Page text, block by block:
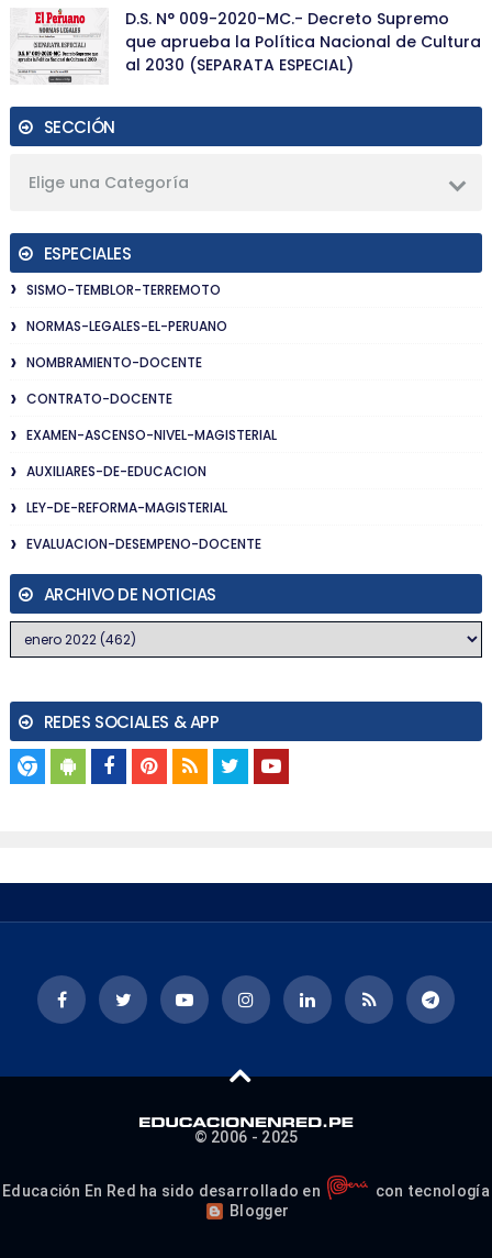
D.S. N° 009-2020-MC.- Decreto Supremo
que aprueba la Política Nacional de Cultura
al 2030 (SEPARATA ESPECIAL)
SECCIÓN
Elige una Categoría
ESPECIALES
SISMO-TEMBLOR-TERREMOTO
NORMAS-LEGALES-EL-PERUANO
NOMBRAMIENTO-DOCENTE
CONTRATO-DOCENTE
EXAMEN-ASCENSO-NIVEL-MAGISTERIAL
AUXILIARES-DE-EDUCACION
LEY-DE-REFORMA-MAGISTERIAL
EVALUACION-DESEMPENO-DOCENTE
ARCHIVO DE NOTICIAS
REDES SOCIALES & APP
© 2006 - 2025
Educación En Red ha sido desarrollado en
con tecnología
Blogger